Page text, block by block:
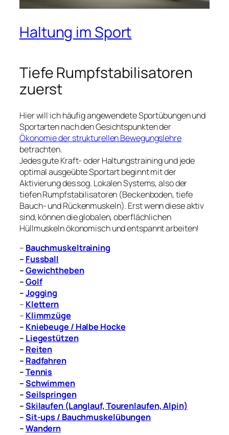
Haltung im Sport
Tiefe Rumpfstabilisatoren
zuerst
Hier will ich häufig angewendete Sportübungen und
Sportarten nach den Gesichtspunkten der
Ökonomie der strukturellen Bewegungslehre
betrachten.
Jedes gute Kraft- oder Haltungstraining und jede
optimal ausgeübte Sportart beginnt mit der
Aktivierung des sog. Lokalen Systems, also der
tiefen Rumpfstabilisatoren (Beckenboden, tiefe
Bauch- und Rückenmuskeln). Erst wenn diese aktiv
sind, können die globalen, oberflächlichen
Hüllmuskeln ökonomisch und entspannt arbeiten!
– Bauchmuskeltraining
– Fussball
–Gewichtheben
–Golf
–Jogging
– Klettern
– Klimmzüge
– Kniebeuge / Halbe Hocke
– Liegestützen
– Reiten
– Radfahren
–Tennis
–Schwimmen
–Seilspringen
–Skilaufen (Langlauf, Tourenlaufen, Alpin)
–Sit-ups / Bauchmuskelübungen
–Wandern